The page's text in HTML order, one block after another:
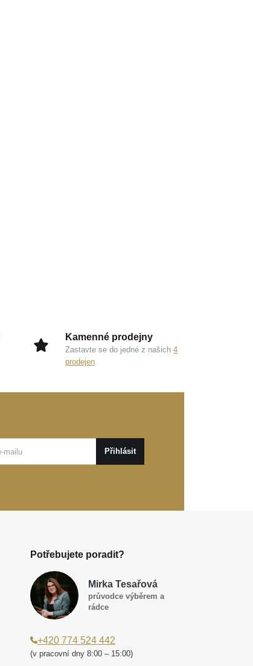
Kamenné prodejny
Zastavte se do jedné z našich 4
prodejen
Přihlásit
Potřebujete poradit?
Mirka Tesařová
průvodce výběrem a
rádce
+420 774 524 442
(v pracovní dny 8:00 – 15:00)